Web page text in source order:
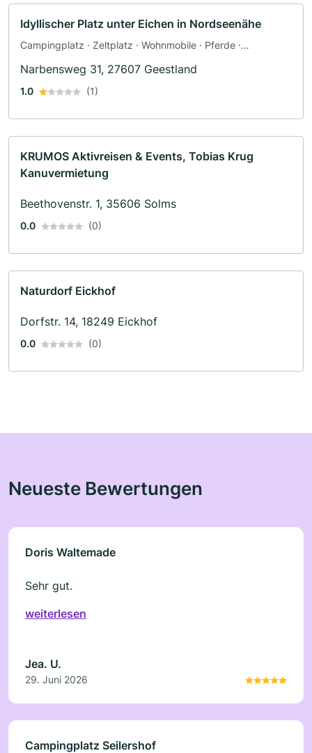
Idyllischer Platz unter Eichen in Nordseenähe
Campingplatz · Zeltplatz · Wohnmobile · Pferde ·
Narbensweg 31, 27607 Geestland
1.0 (1)
KRUMOS Aktivreisen & Events, Tobias Krug
Kanuvermietung
Beethovenstr. 1, 35606 Solms
0.0 (0)
Naturdorf Eickhof
Dorfstr. 14, 18249 Eickhof
0.0 (0)
Neueste Bewertungen
Doris Waltemade
Sehr gut.
weiterlesen
Jea. U.
29. Juni 2026
Campingplatz Seilershof